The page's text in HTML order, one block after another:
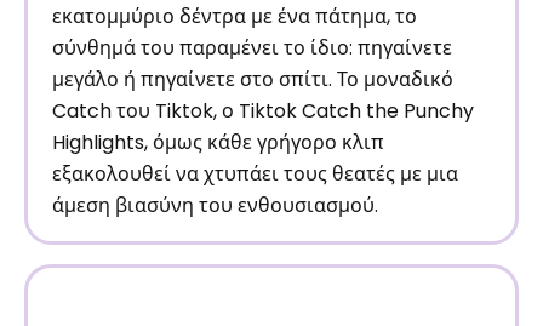
εκατομμύριο δέντρα με ένα πάτημα, το
σύνθημά του παραμένει το ίδιο: πηγαίνετε
μεγάλο ή πηγαίνετε στο σπίτι. Το μοναδικό
Catch του Tiktok, ο Tiktok Catch the Punchy
Highlights, όμως κάθε γρήγορο κλιπ
εξακολουθεί να χτυπάει τους θεατές με μια
άμεση βιασύνη του ενθουσιασμού.